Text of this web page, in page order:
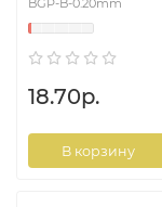
BGP-B-0.20mm
18.70р.
В корзину